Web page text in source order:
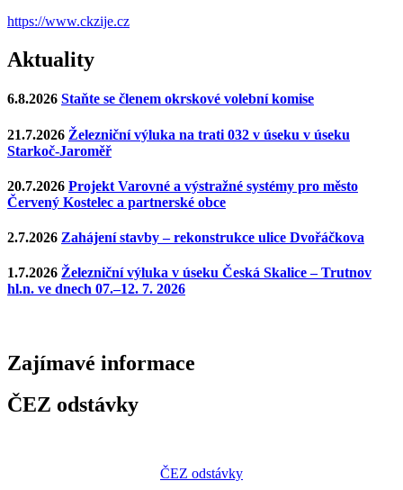
https://www.ckzije.cz
Aktuality
6.8.2026 Staňte se členem okrskové volební komise
21.7.2026 Železniční výluka na trati 032 v úseku v úseku
Starkoč-Jaroměř
20.7.2026 Projekt Varovné a výstražné systémy pro město
Červený Kostelec a partnerské obce
2.7.2026 Zahájení stavby – rekonstrukce ulice Dvořáčkova
1.7.2026 Železniční výluka v úseku Česká Skalice – Trutnov
hl.n. ve dnech 07.–12. 7. 2026
Zajímavé informace
ČEZ odstávky
ČEZ odstávky